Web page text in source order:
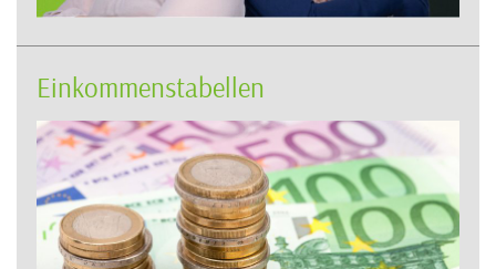
Einkommenstabellen